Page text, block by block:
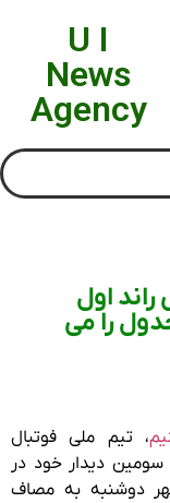
U I
News
Agency
اول
صدر جدول را می
، تیم ملی فوتبال
در سومین دیدار خود در
حیصار شهر دوشنبه به مصاف